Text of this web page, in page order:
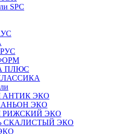
SPC
ПЛЮС
АНТИК ЭКО
ЭКО
РИЖСКИЙ ЭКО
СКАЛИСТЫЙ ЭКО